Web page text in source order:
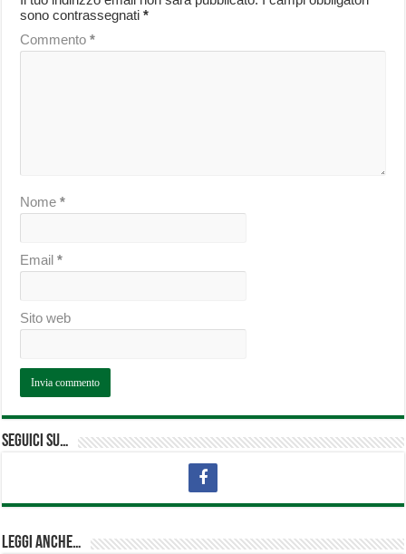
sono contrassegnati*
Commento*
Nome*
Email*
Sito web
Seguici su…
Leggi anche…